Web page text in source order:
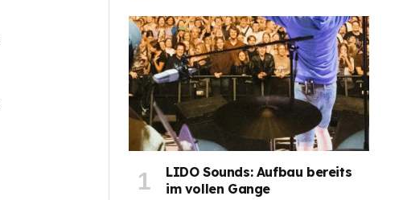
LIDO Sounds: Aufbau bereits
im vollen Gange